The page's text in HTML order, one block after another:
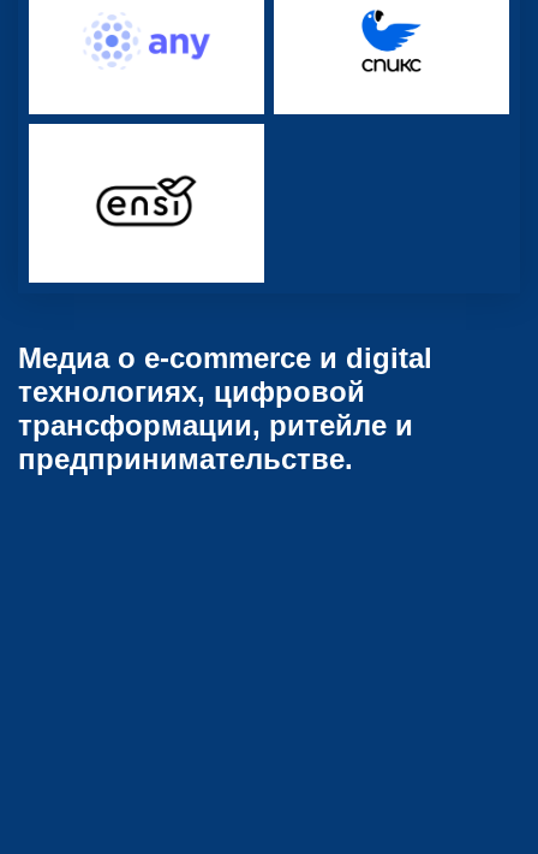
Медиа о e-commerce и digital
технологиях, цифровой
трансформации, ритейле и
предпринимательстве.